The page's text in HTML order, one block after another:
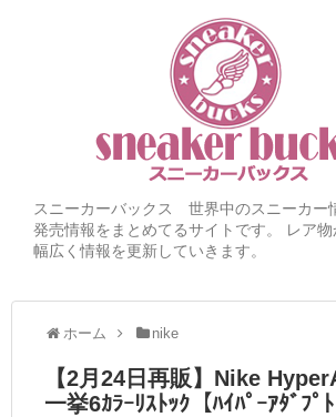
スニーカーバックス 世界中のスニーカー
発売情報をまとめてるサイトです。 レア
幅広く情報を更新していきます。
ホーム nike
【2月24日再販】Nike
一挙6ｶﾗｰﾘｽﾄｯｸ【ﾊｲﾊﾟｰｱﾀﾞﾌﾟﾄ